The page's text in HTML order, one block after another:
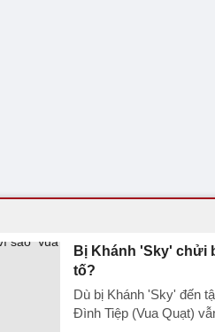
Bị Khánh 'Sky' chửi
tố?
Dù bị Khánh 'Sky' đến
Đình Tiệp (Vua Quạt)